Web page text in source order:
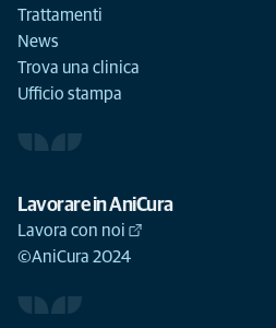
Trattamenti
News
Trova una clinica
Ufficio stampa
Lavorare in AniCura
Lavora con noi
©AniCura 2024